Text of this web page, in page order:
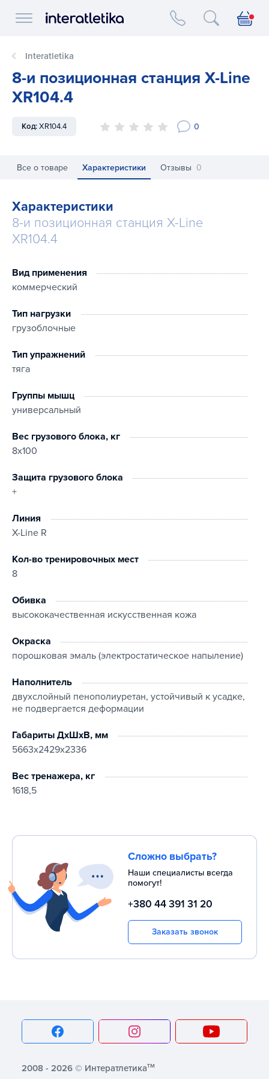
Interatletika logo
Interatletika
8-и позиционная станция X-Line
XR104.4
Код:XR104.4 0
Все о товаре Характеристики Отзывы 0
Характеристики
8-и позиционная станция X-Line
XR104.4
Вид применения
коммерческий
Тип нагрузки
грузоблочные
Тип упражнений
тяга
Группы мышц
универсальный
Вес грузового блока, кг
8x100
Защита грузового блока
+
Линия
X-Line R
Кол-во тренировочных мест
8
Обивка
высококачественная искусственная кожа
Окраска
порошковая эмаль (электростатическое напыление)
Наполнитель
двухслойный пенополиуретан, устойчивый к усадке,
не подвергается деформации
Габариты ДхШхВ, мм
5663х2429х2336
Вес тренажера, кг
1618,5
Сложно выбрать?
Наши специалисты всегда
помогут!
+380 44 391 31 20
Заказать звонок
2008 - 2026 © Интератлетикатм